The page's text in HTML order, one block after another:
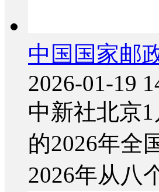
中国国家邮
2026-01-19
中新社北京
的2026年全
2026年从八